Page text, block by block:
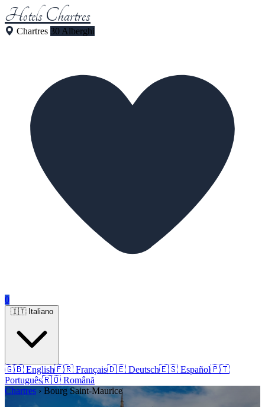
Hotels Chartres
Chartres 30 Alberghi
0
🇬🇧 English🇫🇷 Français🇩🇪 Deutsch🇪🇸 Español🇵🇹
Português🇷🇴 Română
Chartres › Bourg Saint-Maurice